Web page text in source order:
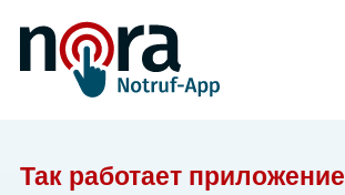
Так работает приложение